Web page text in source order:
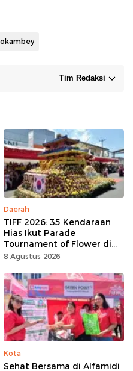
Tim Redaksi
Daerah
TIFF 2026: 35 Kendaraan
Hias Ikut Parade
Tournament of Flower di
Tomohon
8 Agustus 2026
Kota
Sehat Bersama di Alfamidi